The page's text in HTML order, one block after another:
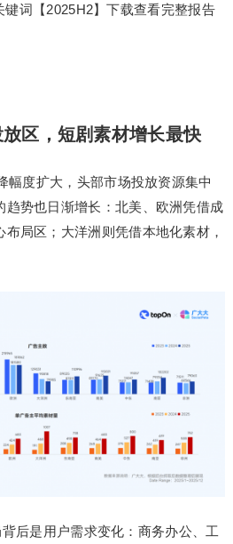
键词【2025H2】下载查看完整报告
区，短剧素材增长最快
幅度扩大，头部市场投放资源集中
趋势也日渐增长：北美、欧洲凭借成
局区；大洋洲则凭借本地化素材，
后是用户需求变化：商务办公、工